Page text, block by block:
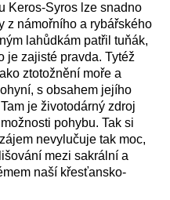
Keros-Syros lze snadno
z námořního a rybářského
lahůdkám patřil tuňák,
je zajisté pravda. Tytéž
ztotožnění moře a
s obsahem jejího
je životodárný zdroj
pohybu. Tak si
nevylučuje tak moc,
mezi sakrální a
naší křesťansko-